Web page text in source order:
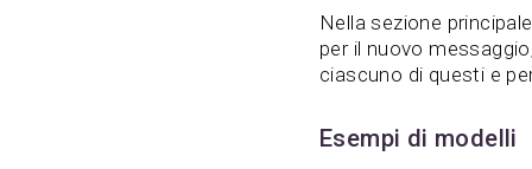
Nella sezione
per il nuovo
ciascuno di questi e
Esempi di modelli